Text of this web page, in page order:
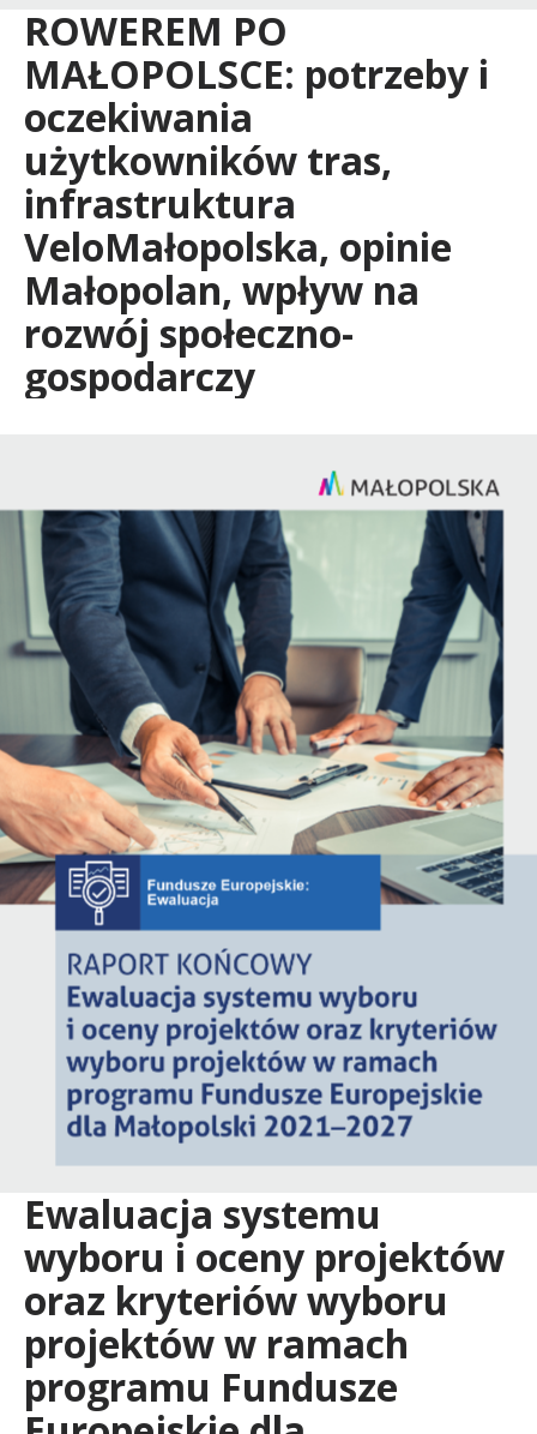
ROWEREM PO
MAŁOPOLSCE: potrzeby i
oczekiwania
użytkowników tras,
infrastruktura
VeloMałopolska, opinie
Małopolan, wpływ na
rozwój społeczno-
gospodarczy
Ewaluacja systemu
wyboru i oceny projektów
oraz kryteriów wyboru
projektów w ramach
programu Fundusze